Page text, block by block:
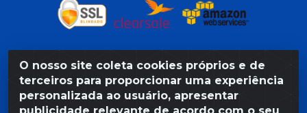
O nosso site coleta cookies próprios e de
terceiros para proporcionar uma experiência
personalizada ao usuário, apresentar
Razão Social: Armazém Coral LTDA - Rua da Praia,
103 - São José - Recife/PE - CEP 50020-550 -
CNPJ 11.623.188/0027-80